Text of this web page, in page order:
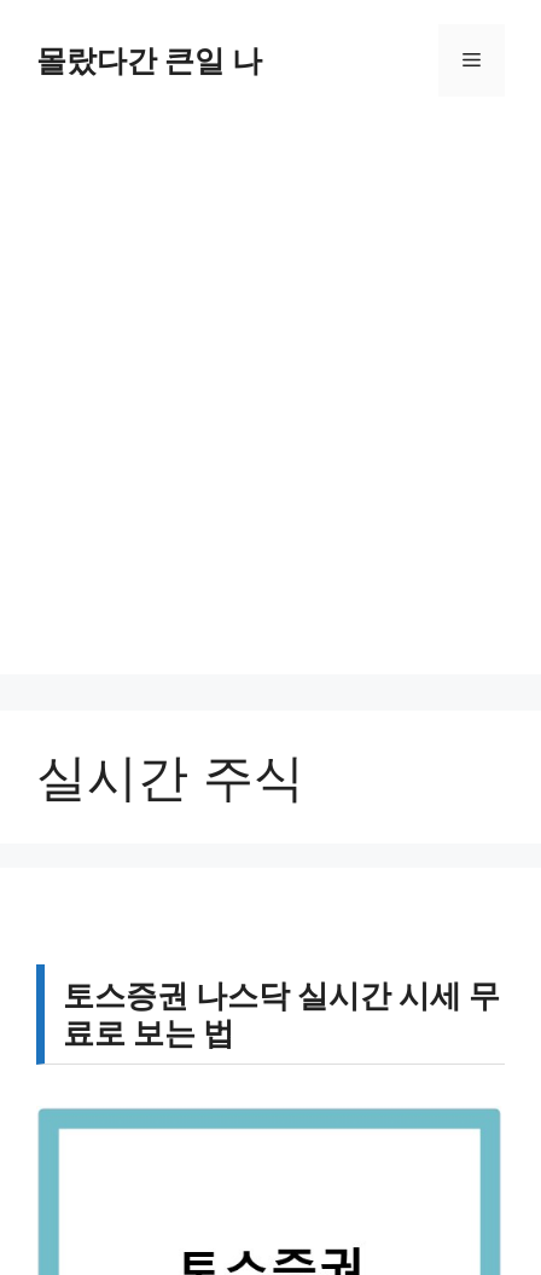
몰랐다간 큰일 나 메
실시간 주식
토스증권 나스닥 실시간 시세 무
료로 보는 법